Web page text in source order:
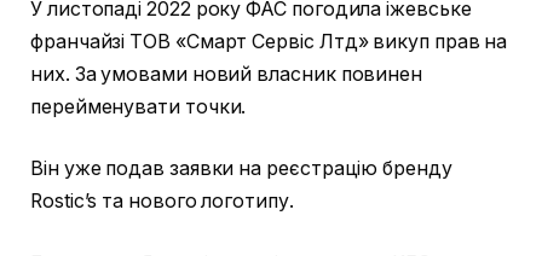
У листопаді 2022 року ФАС погодила іжевське
франчайзі ТОВ «Смарт Сервіс Лтд» викуп прав на
них. За умовами новий власник повинен
перейменувати точки.
Він уже подав заявки на реєстрацію бренду
Rostic’s та нового логотипу.